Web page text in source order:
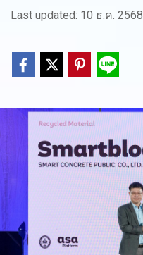
Last updated: 10 ธ.ค. 2568